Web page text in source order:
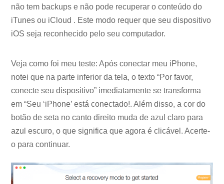
não tem backups e não pode recuperar o conteúdo do
iTunes ou iCloud . Este modo requer que seu dispositivo
iOS seja reconhecido pelo seu computador.
Veja como foi meu teste: Após conectar meu iPhone,
notei que na parte inferior da tela, o texto “Por favor,
conecte seu dispositivo” imediatamente se transforma
em “Seu ‘iPhone’ está conectado!. Além disso, a cor do
botão de seta no canto direito muda de azul claro para
azul escuro, o que significa que agora é clicável. Acerte-
o para continuar.